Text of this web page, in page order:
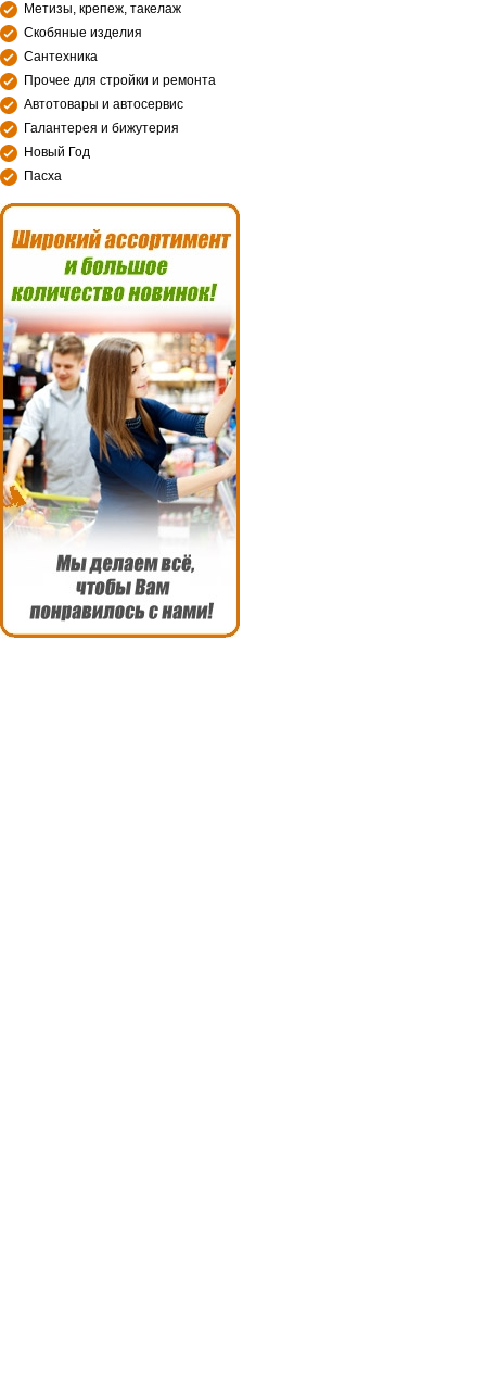
Метизы, крепеж, такелаж
Скобяные изделия
Сантехника
Прочее для стройки и ремонта
Автотовары и автосервис
Галантерея и бижутерия
Новый Год
Пасха